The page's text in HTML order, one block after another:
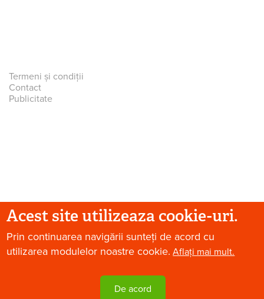
Termeni și condiții
Contact
Publicitate
© 2026 Paradis Verde. Toate drepturile rezervate.
Acest site utilizeaza cookie-uri.
Prin continuarea navigării sunteți de acord cu
utilizarea modulelor noastre cookie. Aflați mai mult.
De acord